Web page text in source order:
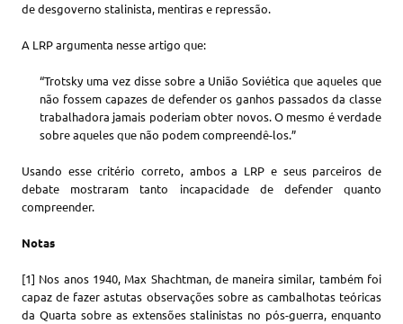
de desgoverno stalinista, mentiras e repressão.
A LRP argumenta nesse artigo que:
“Trotsky uma vez disse sobre a União Soviética que aqueles que
não fossem capazes de defender os ganhos passados da classe
trabalhadora jamais poderiam obter novos. O mesmo é verdade
sobre aqueles que não podem compreendê-los.”
Usando esse critério correto, ambos a LRP e seus parceiros de
debate mostraram tanto incapacidade de defender quanto
compreender.
Notas
[1] Nos anos 1940, Max Shachtman, de maneira similar, também foi
capaz de fazer astutas observações sobre as cambalhotas teóricas
da Quarta sobre as extensões stalinistas no pós-guerra, enquanto